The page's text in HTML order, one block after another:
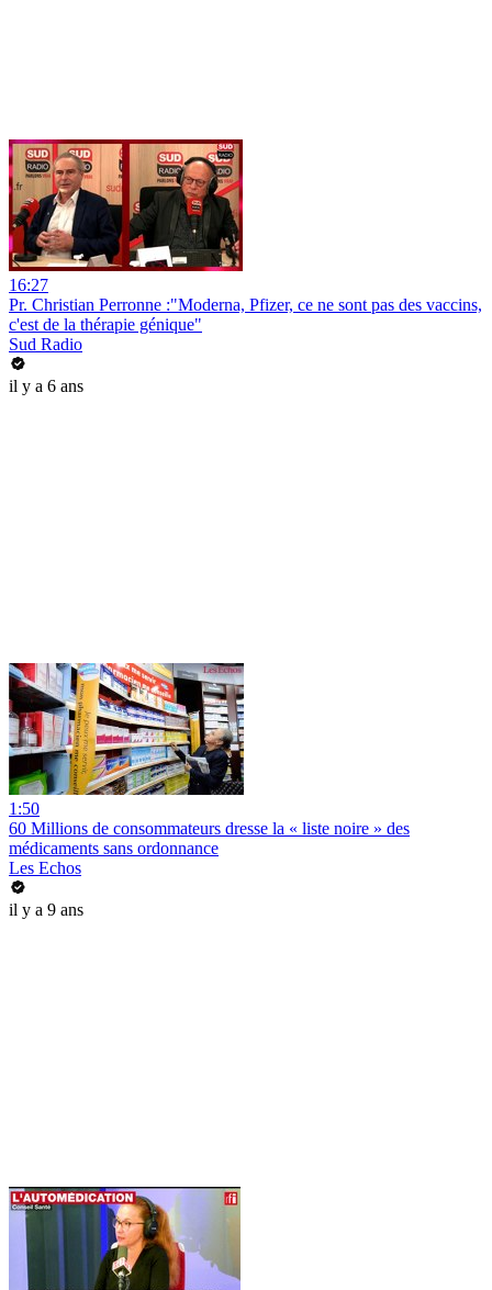
16:27
Pr. Christian Perronne :"Moderna, Pfizer, ce ne sont pas des vaccins,
c'est de la thérapie génique"
Sud Radio
il y a 6 ans
1:50
60 Millions de consommateurs dresse la « liste noire » des
médicaments sans ordonnance
Les Echos
il y a 9 ans